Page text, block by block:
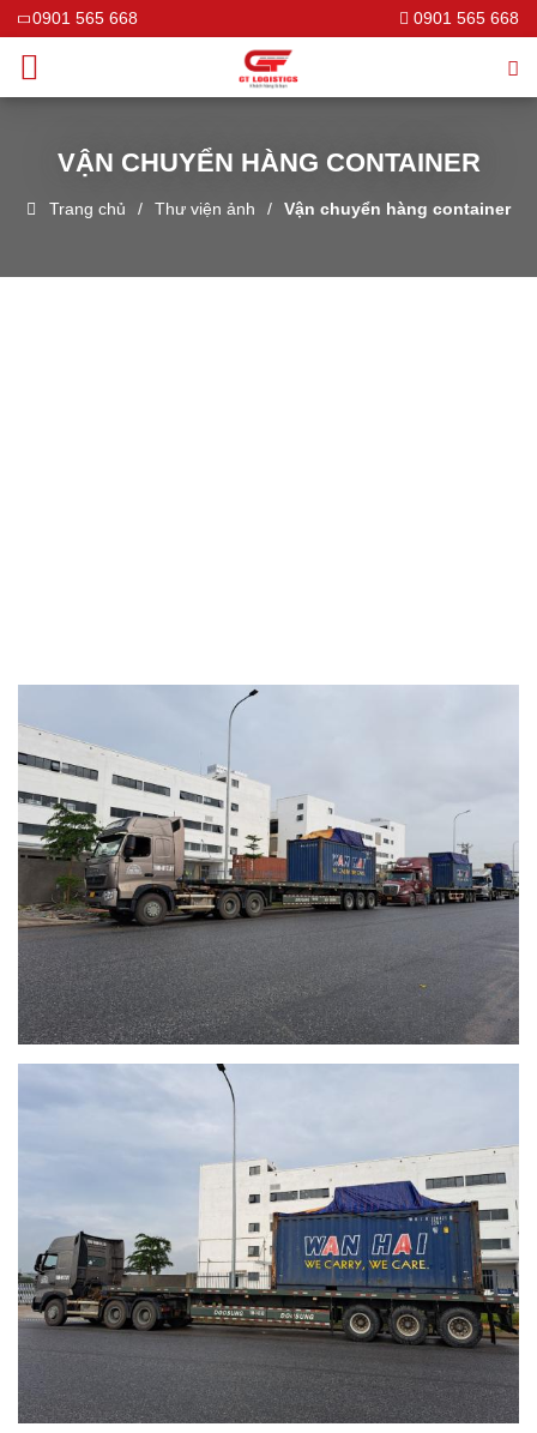
0901 565 668 0901 565 668
VẬN CHUYỂN HÀNG CONTAINER
Trang chủ Thư viện ảnh Vận chuyển hàng container